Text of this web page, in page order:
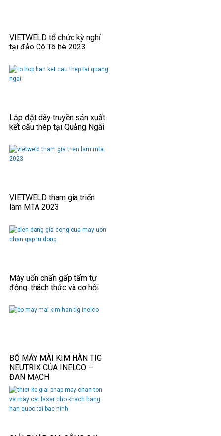
VIETWELD tổ chức kỳ nghỉ
tại đảo Cô Tô hè 2023
Lắp đặt dây truyền sản xuất
kết cấu thép tại Quảng Ngãi
VIETWELD tham gia triển
lãm MTA 2023
Máy uốn chấn gấp tấm tự
động: thách thức và cơ hội
BỘ MÁY MÀI KIM HÀN TIG
NEUTRIX CỦA INELCO –
ĐAN MẠCH